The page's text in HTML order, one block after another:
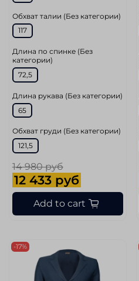
Обхват талии (Без категории)
117
Длина по спинке (Без
категории)
72,5
Длина рукава (Без категории)
65
Обхват груди (Без категории)
121,5
14 980 руб
12 433 руб
Add to cart
-17%